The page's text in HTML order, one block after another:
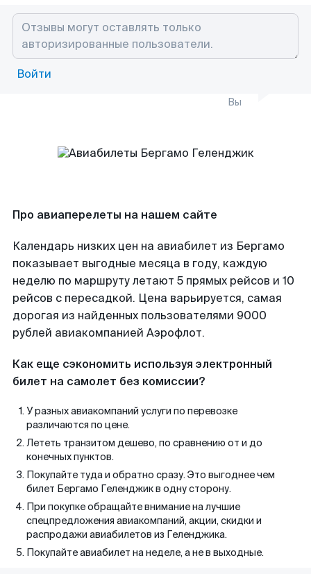
Войти
Вы
Про авиаперелеты на нашем сайте
Календарь низких цен на авиабилет из Бергамо
показывает выгодные месяца в году, каждую
неделю по маршруту летают 5 прямых рейсов и 10
рейсов с пересадкой. Цена варьируется, самая
дорогая из найденных пользователями 9000
рублей авиакомпанией Аэрофлот.
Как еще сэкономить используя электронный
билет на самолет без комиссии?
У разных авиакомпаний услуги по перевозке
различаются по цене.
Лететь транзитом дешево, по сравнению от и до
конечных пунктов.
Покупайте туда и обратно сразу. Это выгоднее чем
билет Бергамо Геленджик в одну сторону.
При покупке обращайте внимание на лучшие
спецпредложения авиакомпаний, акции, скидки и
распродажи авиабилетов из Геленджика.
Покупайте авиабилет на неделе, а не в выходные.